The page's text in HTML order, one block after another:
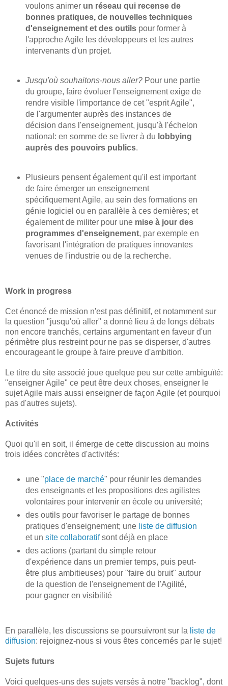
voulons animer un réseau qui recense de
bonnes pratiques, de nouvelles techniques
d'enseignement et des outilspour former à
l'approche Agile les développeurs et les autres
intervenants d'un projet.
Jusqu'où souhaitons-nous aller?Pour une partie
du groupe, faire évoluer l'enseignement exige de
rendre visible l'importance de cet "esprit Agile",
de l'argumenter auprès des instances de
décision dans l'enseignement, jusqu'à l'échelon
national: en somme de se livrer à du lobbying
auprès des pouvoirs publics.
Plusieurs pensent également qu'il est important
de faire émerger un enseignement
spécifiquement Agile, au sein des formations en
génie logiciel ou en parallèle à ces dernières; et
également de militer pour une mise à jour des
programmes d'enseignement, par exemple en
favorisant l'intégration de pratiques innovantes
venues de l'industrie ou de la recherche.
Work in progress
Cet énoncé de mission n'est pas définitif, et notamment sur
la question "jusqu'où aller" a donné lieu à de longs débats
non encore tranchés, certains argumentant en faveur d'un
périmètre plus restreint pour ne pas se disperser, d'autres
encourageant le groupe à faire preuve d'ambition.
Le titre du site associé joue quelque peu sur cette ambiguïté:
"enseigner Agile" ce peut être deux choses, enseigner le
sujet Agile mais aussi enseigner de façon Agile (et pourquoi
pas d'autres sujets).
Activités
Quoi qu'il en soit, il émerge de cette discussion au moins
trois idées concrètes d'activités:
une "place de marché" pour réunir les demandes
des enseignants et les propositions des agilistes
volontaires pour intervenir en école ou université;
des outils pour favoriser le partage de bonnes
pratiques d'enseignement; une liste de diffusion
et un site collaboratifsont déjà en place
des actions (partant du simple retour
d'expérience dans un premier temps, puis peut-
être plus ambitieuses) pour "faire du bruit" autour
de la question de l'enseignement de l'Agilité,
pour gagner en visibilité
En parallèle, les discussions se poursuivront sur la liste de
diffusion: rejoignez-nous si vous êtes concernés par le sujet!
Sujets futurs
Voici quelques-uns des sujets versés à notre "backlog", dont